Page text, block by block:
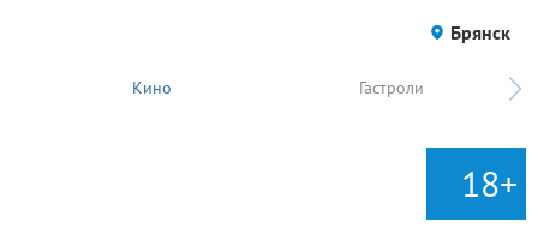
Брянск
Кино Гастроли
18+